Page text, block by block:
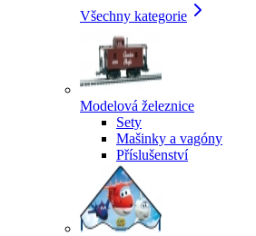
Všechny kategorie
Modelová železnice
Sety
Mašinky a vagóny
Příslušenství